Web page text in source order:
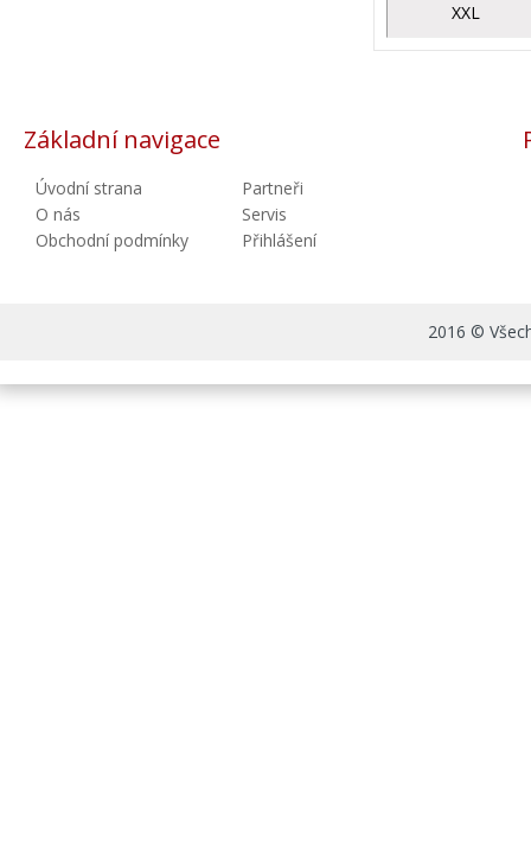
XXL
Základní navigace
Úvodní strana
O nás
Obchodní podmínky
Partneři
Servis
Přihlášení
2016 ©